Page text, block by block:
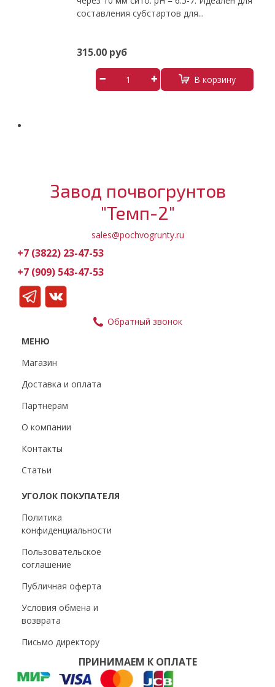
составления субстартов для...
315.00 руб
В корзину
Завод почвогрунтов
"Темп-2"
sales@pochvogrunty.ru
+7 (3822) 23-47-53
+7 (909) 543-47-53
Обратный звонок
МЕНЮ
Магазин
Доставка и оплата
Партнерам
О компании
Контакты
Статьи
УГОЛОК ПОКУПАТЕЛЯ
Политика
конфиденциальности
Пользовательское
соглашение
Публичная оферта
Условия обмена и
возврата
Письмо директору
ПРИНИМАЕМ К ОПЛАТЕ